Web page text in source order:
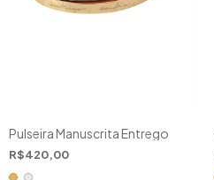
Pulseira Manuscrita Entrego
R$420,00